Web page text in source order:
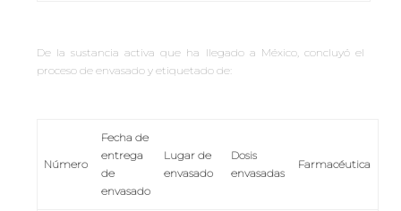
De la sustancia activa que ha llegado a México, concluyó el
proceso de envasado y etiquetado de:
Número
Fecha de
entrega
de
envasado
Lugar de
envasado
Dosis
envasadas
Farmacéutica